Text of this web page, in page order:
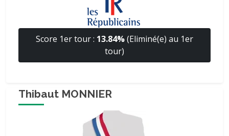
Score 1er tour : 13.84%(Eliminé(e) au 1er
tour)
Thibaut MONNIER